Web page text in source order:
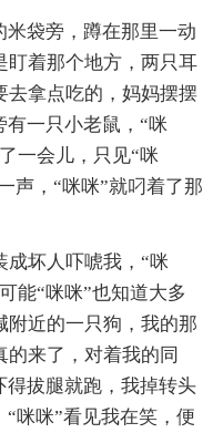
米袋旁，蹲在那里一动
盯着那个地方，两只耳
去拿点吃的，妈妈摆摆
有一只小老鼠，“咪
一会儿，只见“咪
声，“咪咪”就叼着了那
成坏人吓唬我，“咪
能“咪咪”也知道大多
附近的一只狗，我的那
来了，对着我的同
拔腿就跑，我掉转头
咪咪”看见我在笑，便